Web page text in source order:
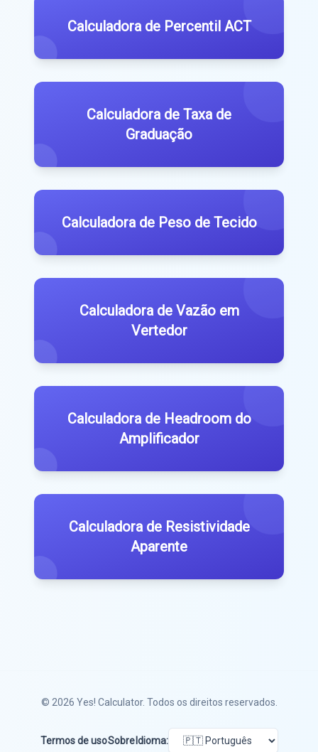
Calculadora de Percentil ACT
Calculadora de Taxa de
Graduação
Calculadora de Peso de Tecido
Calculadora de Vazão em
Vertedor
Calculadora de Headroom do
Amplificador
Calculadora de Resistividade
Aparente
© 2026 Yes! Calculator. Todos os direitos reservados.
Termos de usoSobre Idioma: